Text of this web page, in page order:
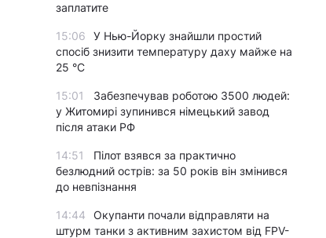
заплатите
15:06
У Нью-Йорку знайшли простий
спосіб знизити температуру даху майже на
25 °C
15:01
Забезпечував роботою 3500 людей:
у Житомирі зупинився німецький завод
після атаки РФ
14:51
Пілот взявся за практично
безлюдний острів: за 50 років він змінився
до невпізнання
14:44
Окупанти почали відправляти на
штурм танки з активним захистом від FPV-